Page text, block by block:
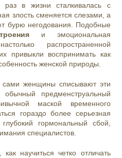
в жизни сталкивалась с
злость сменяется слезами, а
бурю негодования. Подобные
и эмоциональная
распространенной
привыкли воспринимать как
женской природы.
женщины списывают эти
предменструальный
маской временного
гораздо более серьезная
гормональный сбой,
специалистов.
научиться четко отличать